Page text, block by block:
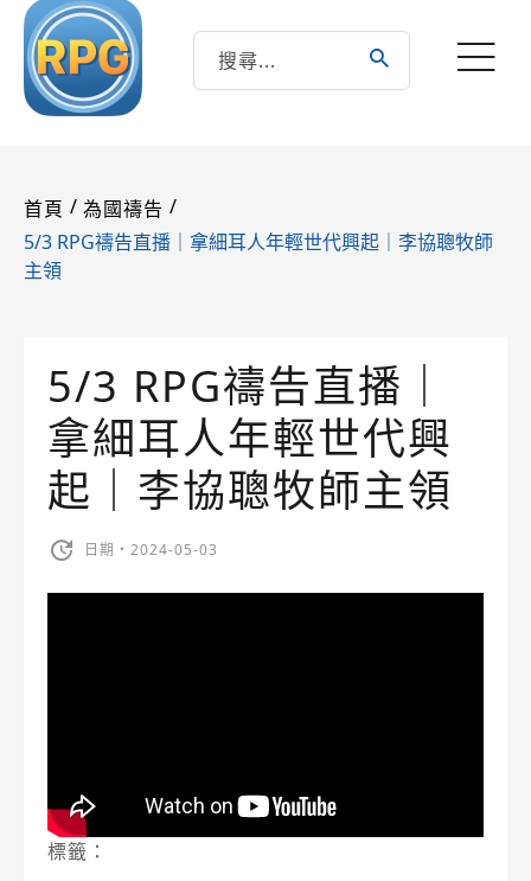
首頁 / 為國禱告 /
5/3 RPG禱告直播｜拿細耳人年輕世代興起｜李協聰牧師
主領
5/3 RPG禱告直播｜
拿細耳人年輕世代興
起｜李協聰牧師主領
日期・2024-05-03
標籤：